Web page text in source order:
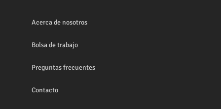
Acerca de nosotros
Bolsa de trabajo
Preguntas frecuentes
Contacto